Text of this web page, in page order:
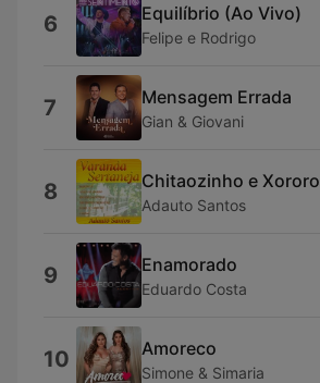
6 Equilíbrio (Ao Vivo)
Felipe e Rodrigo
7 Mensagem Errada
Gian & Giovani
8 Chitaozinho e Xororo
Adauto Santos
9 Enamorado
Eduardo Costa
10 Amoreco
Simone & Simaria